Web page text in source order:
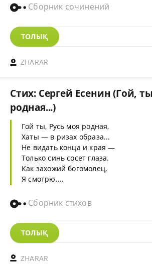
Сборник сочинений
ТОЛЫҚ
ZHARAR
Стих: Сергей Есенин (Гой,
родная...)
Гой ты, Русь моя родная,
Хаты — в ризах образа...
Не видать конца и края —
Только синь сосет глаза.
Как захожий богомолец,
Я смотрю....
Сборник стихов
ТОЛЫҚ
ZHARAR